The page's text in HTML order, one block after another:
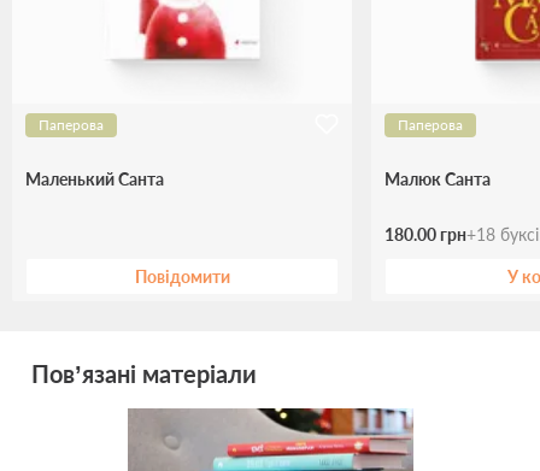
Паперова
Маленький Санта
Повідомити
Паперова
Малюк Санта
180.00 грн+18
У
Пов’язані матеріали